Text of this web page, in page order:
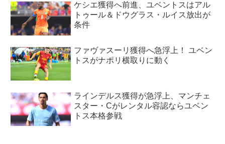
ケシエ獲得へ前進、ユベントスはアル
トゥール＆ドウグラス・ルイス放出が
条件
ファヴァスーリ獲得へ急浮上！ ユベン
トスがナポリ横取りに動く
ラインデルス獲得が急浮上、マンチェ
スター・Cがレンタル容認ならユベン
トス本格参戦